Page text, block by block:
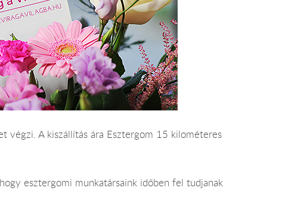
végzi. A kiszállítás ára Esztergom 15 kilométeres
esztergomi munkatársaink időben fel tudjanak